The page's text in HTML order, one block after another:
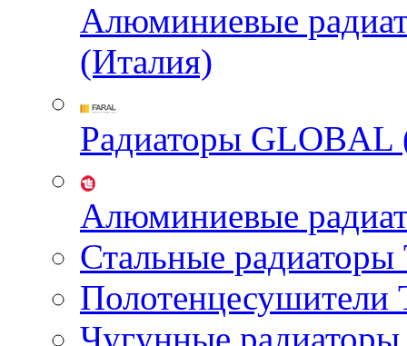
Алюминиевые
(Италия)
Радиаторы GLOBAL
Алюминиевые
Стальные